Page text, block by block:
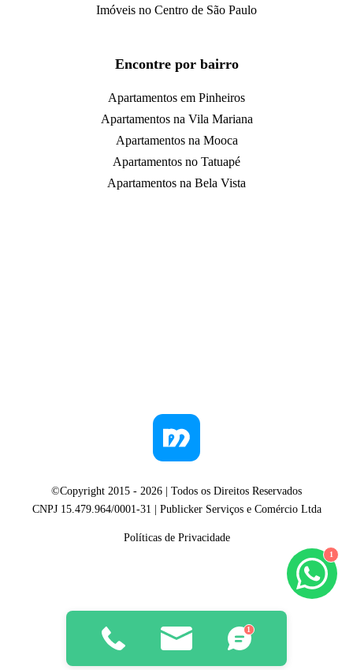
1
1
Imóveis no Centro de São Paulo
Encontre por bairro
Apartamentos em Pinheiros
Apartamentos na Vila Mariana
Apartamentos na Mooca
Apartamentos no Tatuapé
Apartamentos na Bela Vista
©Copyright 2015 - 2026 | Todos os Direitos Reservados
CNPJ 15.479.964/0001-31 | Publicker Serviços e Comércio Ltda
Políticas de Privacidade